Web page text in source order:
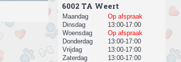
​6002 TA Weert
Maandag
Op afspraak
Dinsdag
13:00-17:00
Woensdag
Op afspraak
Donderdag
13:00-17:00
Vrijdag
13:00-17:00
Zaterdag
13:00-17:00